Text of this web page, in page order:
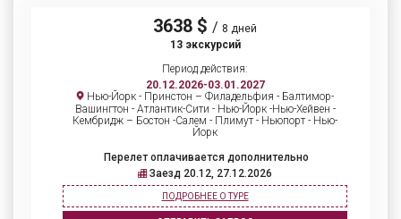
3638 $ / 8 дней
13 экскурсий
Период действия:
20.12.2026-03.01.2027
Нью-Йорк - Принстон – Филадельфия - Балтимор-
Вашингтон - Атлантик-Сити - Нью-Йорк -Нью-Хейвен -
Кембридж – Бостон -Салем - Плимут - Ньюпорт - Нью-
Йорк
Перелет оплачивается дополнительно
Заезд 20.12, 27.12.2026
ПОДРОБНЕЕ О ТУРЕ